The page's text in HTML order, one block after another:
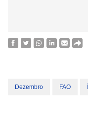
Dezembro FAO